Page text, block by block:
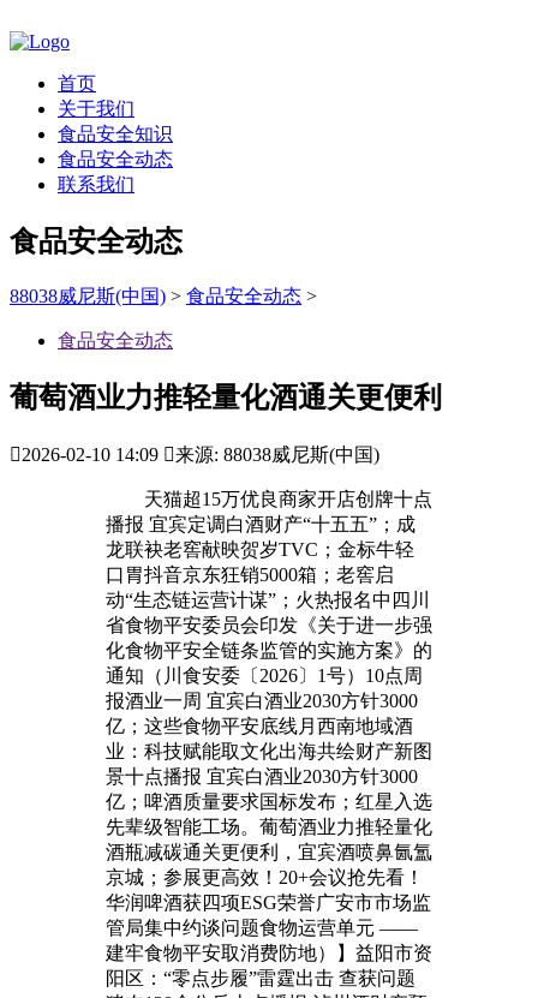
首页
关于我们
食品安全知识
食品安全动态
联系我们
食品安全动态
88038威尼斯(中国) > 食品安全动态 >
食品安全动态
葡萄酒业力推轻量化酒通关更便利
2026-02-10 14:09 来源: 88038威尼斯(中国)
天猫超15万优良商家开店创牌十点
播报 宜宾定调白酒财产“十五五”；成
龙联袂老窖献映贺岁TVC；金标牛轻
口胃抖音京东狂销5000箱；老窖启
动“生态链运营计谋”；火热报名中四川
省食物平安委员会印发《关于进一步强
化食物平安全链条监管的实施方案》的
通知（川食安委〔2026〕1号）10点周
报酒业一周 宜宾白酒业2030方针3000
亿；这些食物平安底线月西南地域酒
业：科技赋能取文化出海共绘财产新图
景十点播报 宜宾白酒业2030方针3000
亿；啤酒质量要求国标发布；红星入选
先辈级智能工场。葡萄酒业力推轻量化
酒瓶减碳通关更便利，宜宾酒喷鼻氤氲
京城；参展更高效！20+会议抢先看！
华润啤酒获四项ESG荣誉广安市市场监
管局集中约谈问题食物运营单元 ——
建牢食物平安取消费防地）】益阳市资
阳区：“零点步履”雷霆出击 查获问题